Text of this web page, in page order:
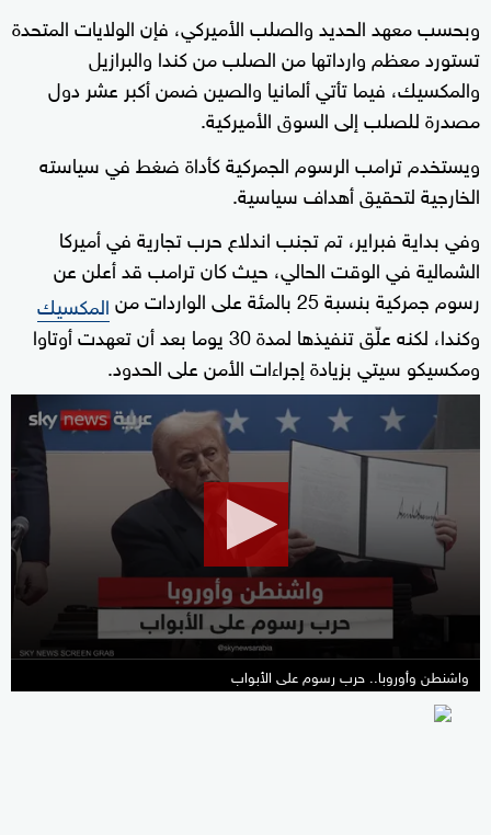
وبحسب معهد الحديد والصلب الأميركي، فإن الولايات المتحدة
تستورد معظم وارداتها من الصلب من كندا والبرازيل
والمكسيك، فيما تأتي ألمانيا والصين ضمن أكبر عشر دول
مصدرة للصلب إلى السوق الأميركية.
ويستخدم ترامب الرسوم الجمركية كأداة ضغط في سياسته
الخارجية لتحقيق أهداف سياسية.
وفي بداية فبراير، تم تجنب اندلاع حرب تجارية في أميركا
الشمالية في الوقت الحالي، حيث كان ترامب قد أعلن عن
رسوم جمركية بنسبة 25 بالمئة على الواردات من
المكسيك
وكندا، لكنه علّق تنفيذها لمدة 30 يوما بعد أن تعهدت أوتاوا
ومكسيكو سيتي بزيادة إجراءات الأمن على الحدود.
seconds
minutes,
1
second
واشنطن وأوروبا.. حرب رسوم على الأبواب